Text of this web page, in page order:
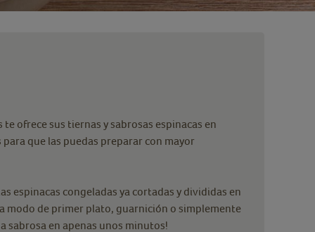
ofrece sus tiernas y sabrosas espinacas en
que las puedas preparar con mayor
espinacas congeladas ya cortadas y divididas en
modo de primer plato, guarnición o simplemente
sabrosa en apenas unos minutos!